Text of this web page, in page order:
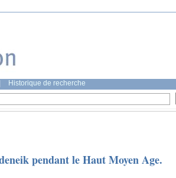
Historique de recherche
pendant le Haut Moyen Age.